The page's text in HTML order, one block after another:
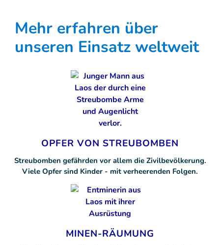
Mehr erfahren über
unseren Einsatz weltweit
OPFER VON STREUBOMBEN
Streubomben gefährden vor allem die Zivilbevölkerung.
Viele Opfer sind Kinder - mit verheerenden Folgen.
MINEN-RÄUMUNG